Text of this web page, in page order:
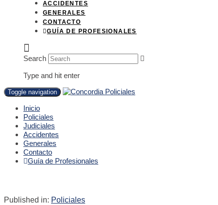
ACCIDENTES
GENERALES
CONTACTO
GUÍA DE PROFESIONALES
Search
Type and hit enter
Toggle navigation
Inicio
Policiales
Judiciales
Accidentes
Generales
Contacto
Guía de Profesionales
Published in: Policiales